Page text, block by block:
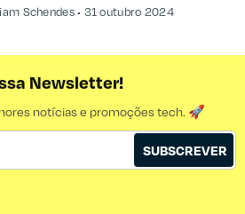
Schendes 31 outubro 2024
Newsletter!
notícias e promoções tech. 🚀
SUBSCREVER